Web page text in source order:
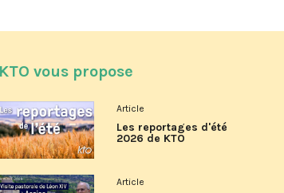
KTO vous propose
Article
Les reportages d'été
2026 de KTO
Article